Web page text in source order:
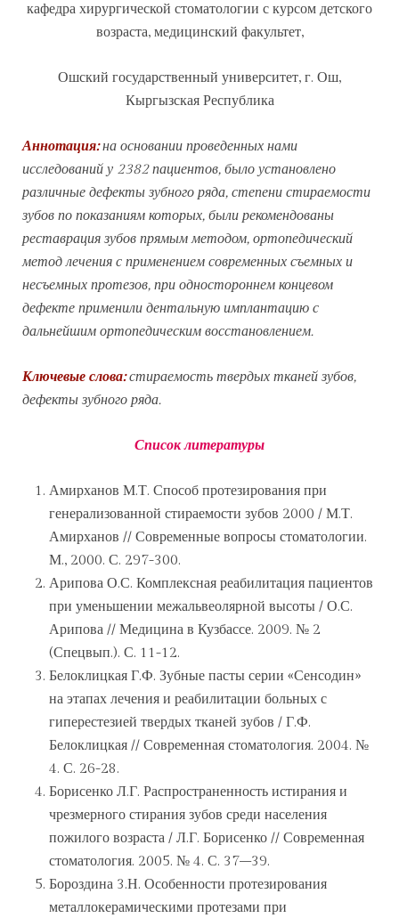
кафедра хирургической стоматологии с курсом детского
возраста, медицинский факультет,
Ошский государственный университет, г. Ош,
Кыргызская Республика
Аннотация:на основании проведенных нами
исследований у 2382 пациентов, было установлено
различные дефекты зубного ряда, степени стираемости
зубов по показаниям которых, были рекомендованы
реставрация зубов прямым методом, ортопедический
метод лечения с применением современных съемных и
несъемных протезов, при одностороннем концевом
дефекте применили дентальную имплантацию с
дальнейшим ортопедическим восстановлением.
Ключевые слова:стираемость твердых тканей зубов,
дефекты зубного ряда.
Список литературы
Амирханов М.Т. Способ протезирования при
генерализованной стираемости зубов 2000 / М.Т.
Амирханов // Современные вопросы стоматологии.
М., 2000. С. 297-300.
Арипова О.С. Комплексная реабилитация пациентов
при уменьшении межальвеолярной высоты / О.С.
Арипова // Медицина в Кузбассе. 2009. № 2
(Спецвып.). С. 11-12.
Белоклицкая Г.Ф. Зубные пасты серии «Сенсодин»
на этапах лечения и реабилитации больных с
гиперестезией твердых тканей зубов / Г.Ф.
Белоклицкая // Современная стоматология. 2004. №
4. С. 26-28.
Борисенко Л.Г. Распространенность истирания и
чрезмерного стирания зубов среди населения
пожилого возраста / Л.Г. Борисенко // Современная
стоматология. 2005. № 4. С. 37–39.
Бороздина 3.Н. Особенности протезирования
металлокерамическими протезами при